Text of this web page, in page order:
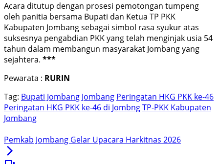
Acara ditutup dengan prosesi pemotongan tumpeng
oleh panitia bersama Bupati dan Ketua TP PKK
Kabupaten Jombang sebagai simbol rasa syukur atas
suksesnya pengabdian PKK yang telah menginjak usia 54
tahun dalam membangun masyarakat Jombang yang
sejahtera. ***
Pewarata : RURIN
Tag: Bupati Jombang Jombang Peringatan HKG PKK ke-46
Peringatan HKG PKK ke-46 di JombngTP-PKK Kabupaten
Jombang
Pemkab Jombang Gelar Upacara Harkitnas 2026